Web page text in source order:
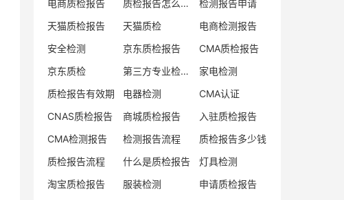
电商质检报告
质检报告怎么办理
检测报告申请
天猫质检报告
天猫质检
电商检测报告
安全检测
京东质检报告
CMA质检报告
京东质检
第三方专业检验机构
家电检测
质检报告有效期
电器检测
CMA认证
CNAS质检报告
商城质检报告
入驻质检报告
CMA检测报告
检测报告流程
质检报告多少钱
质检报告流程
什么是质检报告
灯具检测
淘宝质检报告
服装检测
申请质检报告